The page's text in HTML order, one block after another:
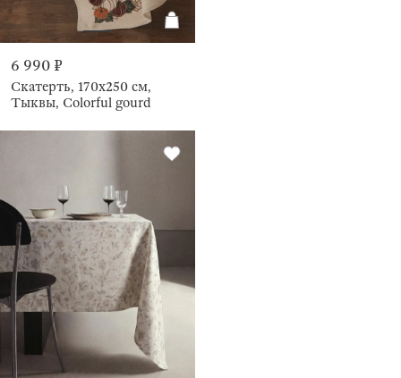
6 990 ₽
Скатерть, 170х250 см,
Тыквы, Colorful gourd